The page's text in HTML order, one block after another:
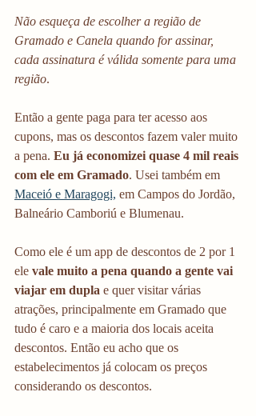
Não esqueça de escolher a região de
Gramado e Canela quando for assinar,
cada assinatura é válida somente para uma
região.
Então a gente paga para ter acesso aos
cupons, mas os descontos fazem valer muito
a pena. Eu já economizei quase 4 mil reais
com ele em Gramado. Usei também em
Maceió e Maragogi, em Campos do Jordão,
Balneário Camboriú e Blumenau.
Como ele é um app de descontos de 2 por 1
ele vale muito a pena quando a gente vai
viajar em dupla e quer visitar várias
atrações, principalmente em Gramado que
tudo é caro e a maioria dos locais aceita
descontos. Então eu acho que os
estabelecimentos já colocam os preços
considerando os descontos.